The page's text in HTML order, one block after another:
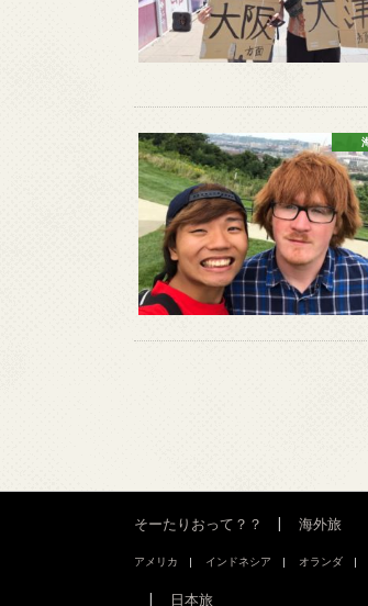
そーたりおって？？ 海外旅
アメリカ インドネシア オランダ
日本旅